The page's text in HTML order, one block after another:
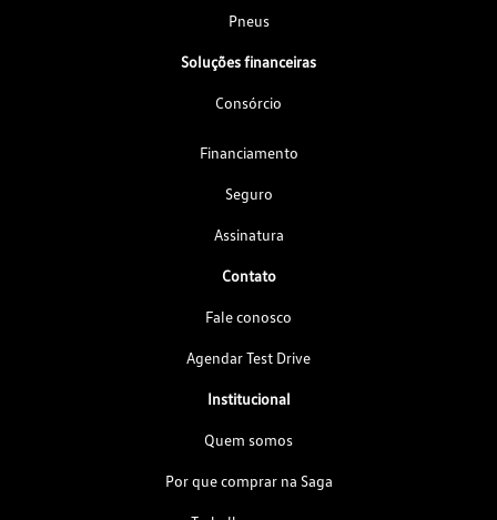
Pneus
Soluções financeiras
Consórcio
Financiamento
Seguro
Assinatura
Contato
Fale conosco
Agendar Test Drive
Institucional
Quem somos
Por que comprar na Saga